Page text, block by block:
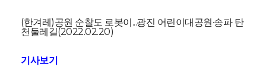
(한겨레)공원 순찰도 로봇이...광진 어린이대공원·송파 탄
천둘레길(2022.02.20)
기사보기